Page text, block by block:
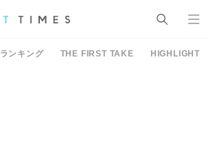
ランキング THE FIRST TAKE HIGHLIGHT